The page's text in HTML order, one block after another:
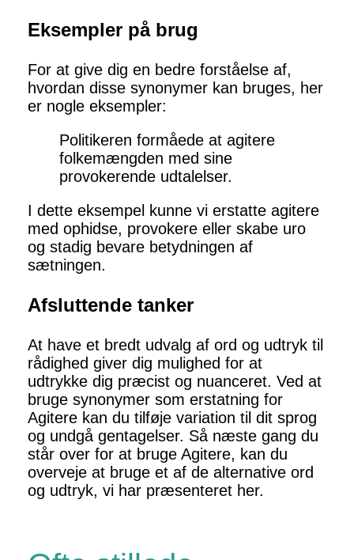
Eksempler på brug
For at give dig en bedre forståelse af,
hvordan disse synonymer kan bruges, her
er nogle eksempler:
Politikeren formåede at agitere
folkemængden med sine
provokerende udtalelser.
I dette eksempel kunne vi erstatte agitere
med ophidse, provokere eller skabe uro
og stadig bevare betydningen af
sætningen.
Afsluttende tanker
At have et bredt udvalg af ord og udtryk til
rådighed giver dig mulighed for at
udtrykke dig præcist og nuanceret. Ved at
bruge synonymer som erstatning for
Agitere kan du tilføje variation til dit sprog
og undgå gentagelser. Så næste gang du
står over for at bruge Agitere, kan du
overveje at bruge et af de alternative ord
og udtryk, vi har præsenteret her.